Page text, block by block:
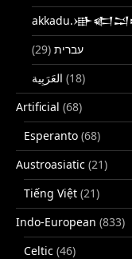
עברית (29)
(18)
Artificial (68)
Esperanto (68)
Austroasiatic (21)
Tiếng Việt (21)
Indo-European (833)
Celtic (46)